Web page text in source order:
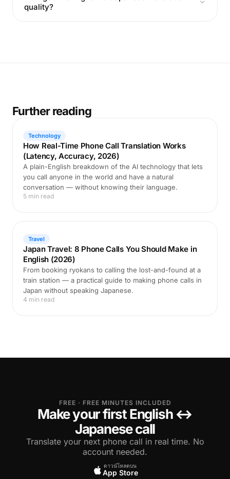
quality?
Further reading
Technology
How Real-Time Phone Call Translation Works
(Latency, Accuracy, 2026)
A plain-English breakdown of the AI technology that lets
you call anyone in the world and have a natural
conversation — without knowing their language.
5 min read
Travel
Japan Travel: 8 Phone Calls You Should Make in
English (2026)
From booking ryokans to calling the lost-and-found at a
train station — a practical guide to making phone calls in
Japan without speaking Japanese.
4 min read
FREE · FREE MINUTES INCLUDED
Make your first English ↔
Japanese call
Translate your next phone call in real time. No
account needed.
ดาวน์โหลดบน
App Store